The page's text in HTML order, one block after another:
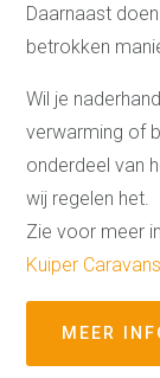
Daarnaast
betrokken
Wil je
verwarming of
onderdeel van
wij regelen het.
Zie voor meer
Kuiper Caravans
MEER